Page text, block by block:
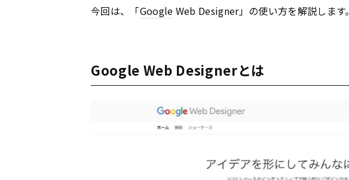
今回は、「Google Web Designer」の使い方を解説します。
Google Web Designerとは